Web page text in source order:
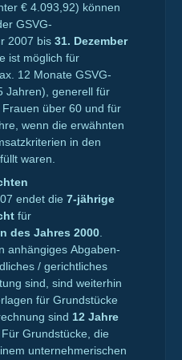
€ 4.093,92) können
GSVG-
2007 bis 31. Dezember
ist möglich für
12 Monate GSVG-
Jahren), generell für
über 60 und für
wenn die erwähnten
in den
waren.
endet die 7-jährige
für
des Jahres 2000
anhängiges Abgaben-
/ gerichtliches
sind, sind weiterhin
für Grundstücke
sind 12 Jahre
Grundstücke, die
unternehmerischen